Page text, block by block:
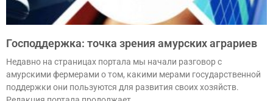
Господдержка: точка зрения амурских аграриев
Недавно на страницах портала мы начали разговор с
амурскими фермерами о том, какими мерами государственной
поддержки они пользуются для развития своих хозяйств.